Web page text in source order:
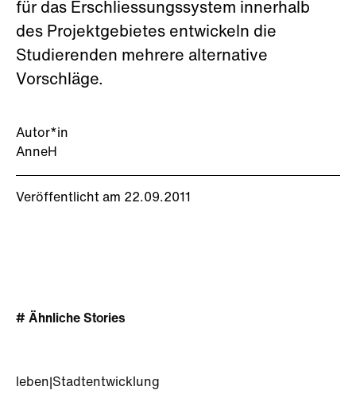
Autor*in
AnneH
Veröffentlicht am 22.09.2011
für das Erschliessungssystem innerhalb
des Projektgebietes entwickeln die
Studierenden mehrere alternative
Vorschläge.
# Ähnliche Stories
leben Stadtentwicklung